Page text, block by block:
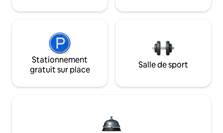
Stationnement
gratuit sur place
Salle de sport